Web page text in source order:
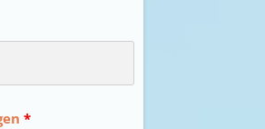
*